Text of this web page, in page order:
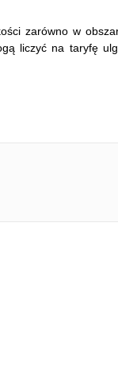
zarówno w
liczyć na taryfę